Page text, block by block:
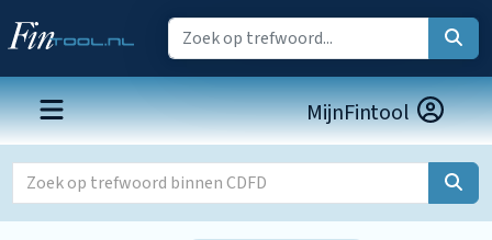
MijnFintool